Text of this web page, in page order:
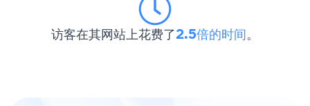
访客在其网站上花费了2.5倍的时间。